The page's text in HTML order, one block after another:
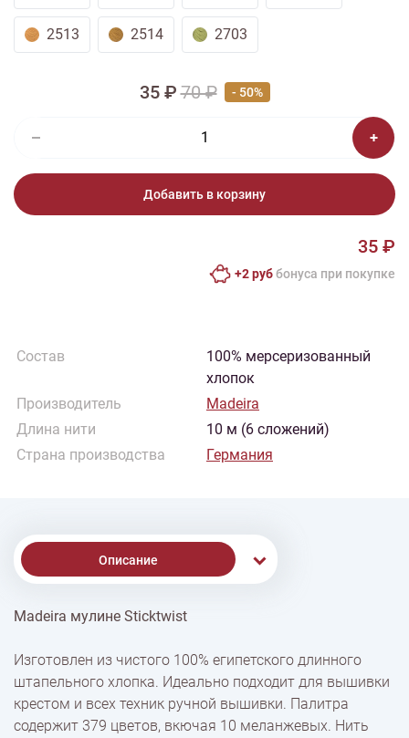
2513 2514 2703
35 ₽70 ₽ - 50%
Добавить в корзину
35 ₽
+2 руббонусa при покупке
Состав
100% мерсеризованный
хлопок
Производитель
Madeira
Длина нити
10 м (6 сложений)
Страна производства
Германия
Описание
% Скидки
Доставка
Madeira мулине Sticktwist
Изготовлен из чистого 100% египетского длинного
штапельного хлопка. Идеально подходит для вышивки
крестом и всех техник ручной вышивки. Палитра
содержит 379 цветов, вкючая 10 меланжевых. Нить